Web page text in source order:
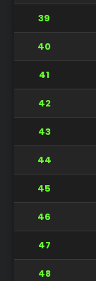
39
40
41
42
43
44
45
46
47
48